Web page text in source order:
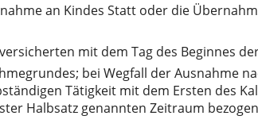
an Kindes Statt oder die
mit dem Tag des Beginnes
bei Wegfall der Ausnahme
Tätigkeit mit dem Ersten des
Halbsatz genannten Zeitraum